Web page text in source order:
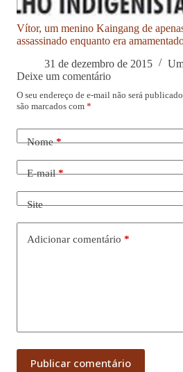
Vítor, um menino Kaingang de
assassinado enquanto era
31 de dezembro de 2015
Deixe um comentário
O seu endereço de e-mail não será publicado.
são marcados com *
Nome*
E-mail*
Site
Adicionar comentário *
Publicar comentário